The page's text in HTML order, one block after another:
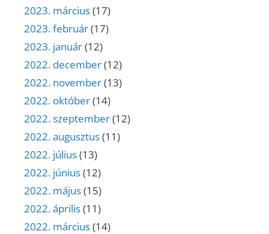
2023. március(17)
2023. február(17)
2023. január(12)
2022. december(12)
2022. november(13)
2022. október(14)
2022. szeptember(12)
2022. augusztus(11)
2022. július(13)
2022. június(12)
2022. május(15)
2022. április(11)
2022. március(14)